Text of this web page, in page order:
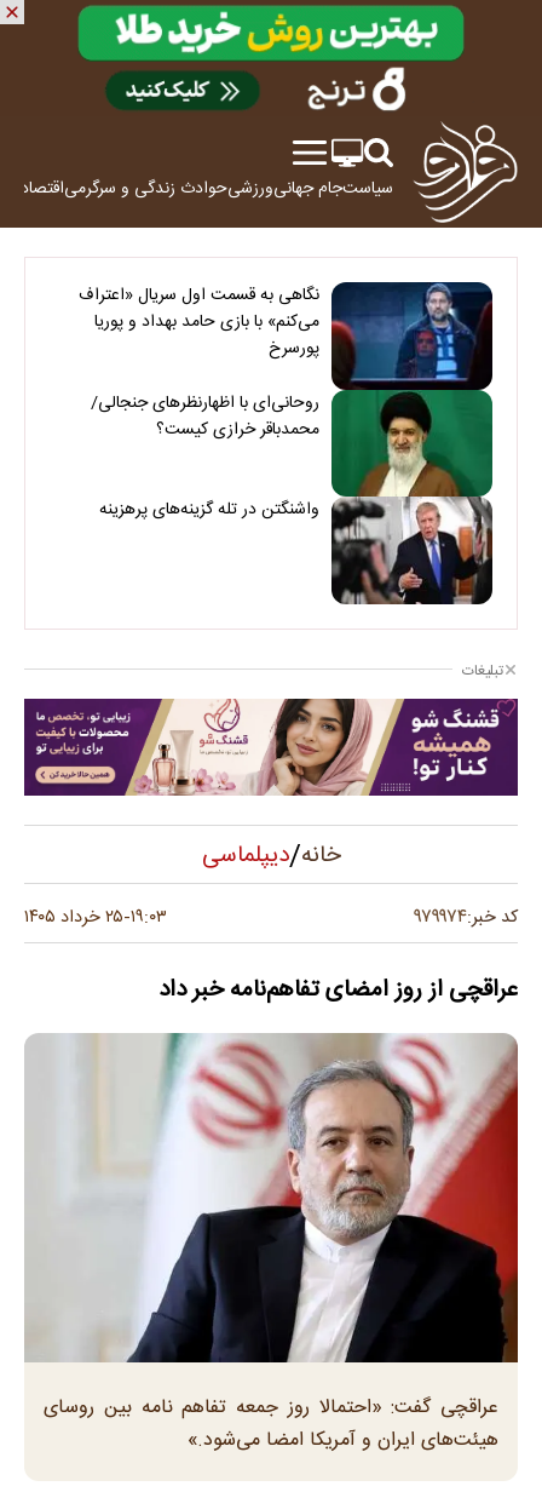
سیاستجام جهانیورزشیحوادث زندگی و سرگرمیاقتصاد
نگاهی به قسمت اول سریال «اعتراف
می‌کنم» با بازی حامد بهداد و پوریا
پورسرخ
روحانی‌ای با اظهارنظرهای جنجالی/
محمدباقر خرازی کیست؟
واشنگتن در تله گزینه‌های پرهزینه
تبلیغات
خانه/دیپلماسی
کد خبر:۹۷۹۹۷۴ ۱۹:۰۳-۲۵ خرداد ۱۴۰۵
عراقچی از روز امضای تفاهم‌نامه خبر داد
عراقچی گفت: «احتمالا روز جمعه تفاهم نامه بین روسای
هیئت‌های ایران و آمریکا امضا می‌شود.»